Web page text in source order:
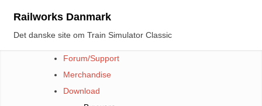
content
Railworks Danmark
Det danske site om Train Simulator Classic
Forum/Support
Merchandise
Download